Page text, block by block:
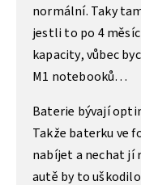
normální. Taky
jestli to po 4
kapacity, vůbec
M1 notebooků…
Baterie bývají
Takže baterku ve
nabíjet a nechat jí
autě by to